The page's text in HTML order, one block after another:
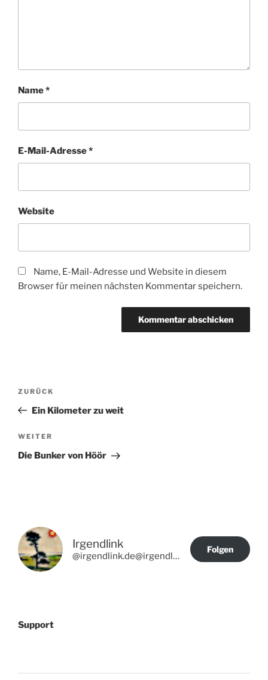
Name*
E-Mail-Adresse*
Website
Name, E-Mail-Adresse und Website in diesem
Browser für meinen nächsten Kommentar speichern.
Beitragsnavigation
Vorheriger
Beitrag
ZURÜCK
Ein Kilometer zu weit
Nächster
Beitrag
WEITER
Die Bunker von Höör
Irgendlink
@irgendlink.de@irgendlink.de
Folgen
Support